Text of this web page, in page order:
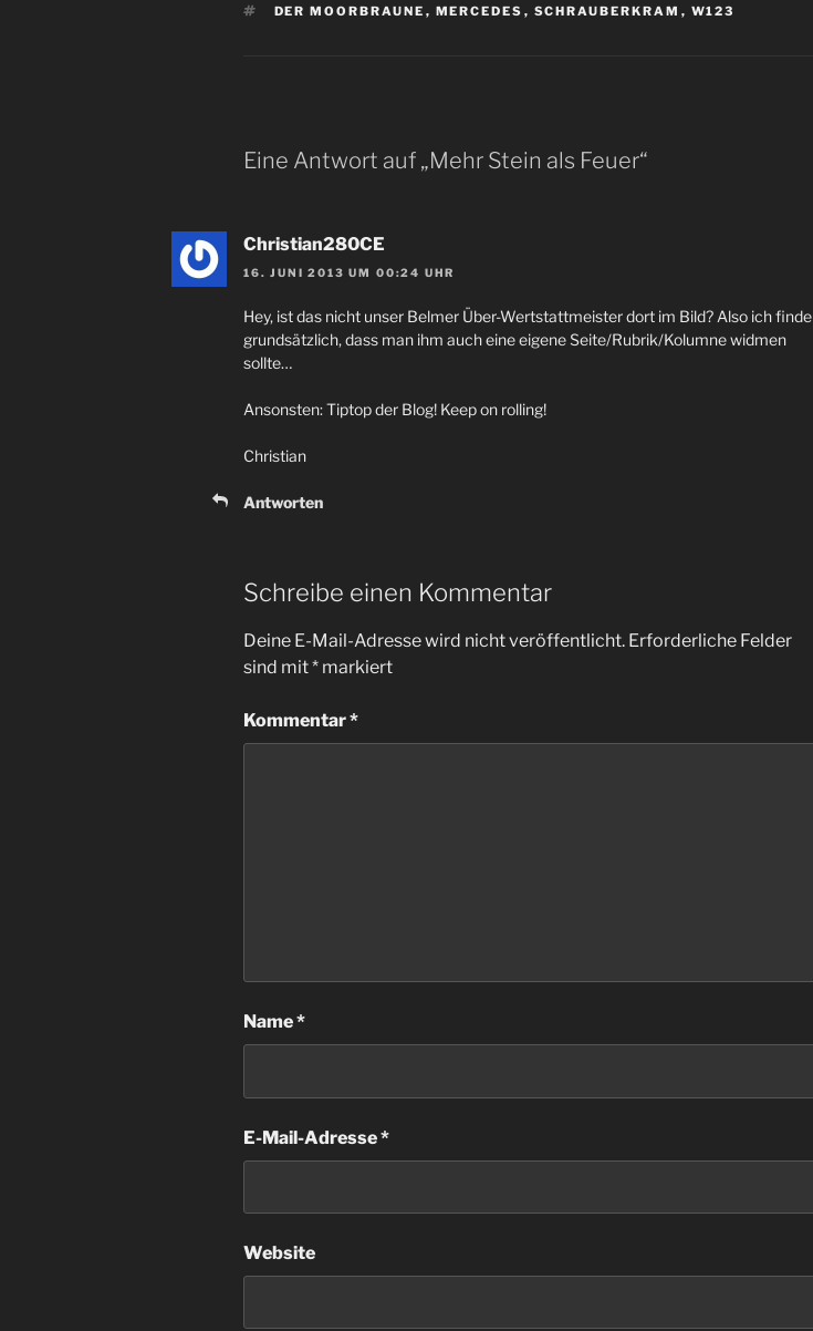
SCHLAGWÖRTER
DER MOORBRAUNE , MERCEDES , SCHRAUBERKRAM , W123
Eine Antwort auf „Mehr Stein als Feuer“
Christian280CE
16. JUNI 2013 UM 00:24 UHR
Hey, ist das nicht unser Belmer Über-Wertstattmeister dort im Bild? Also ich finde
grundsätzlich, dass man ihm auch eine eigene Seite/Rubrik/Kolumne widmen
sollte…
Ansonsten: Tiptop der Blog! Keep on rolling!
Christian
Antworten
Schreibe einen Kommentar
Deine E-Mail-Adresse wird nicht veröffentlicht. Erforderliche Felder
sind mit* markiert
Kommentar*
Name*
E-Mail-Adresse*
Website